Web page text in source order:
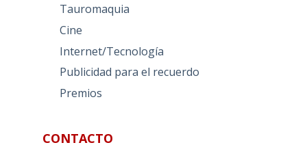
Tauromaquia
Cine
Internet/Tecnología
Publicidad para el recuerdo
Premios
CONTACTO